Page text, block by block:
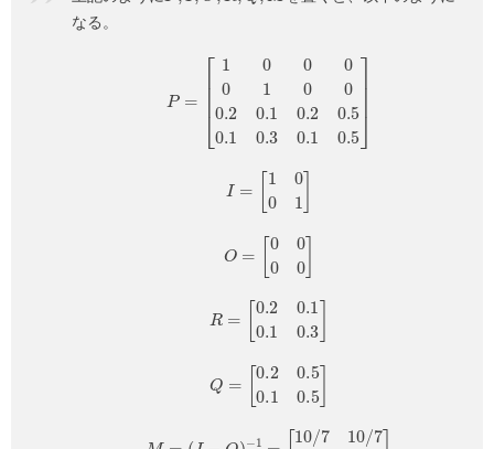
なる。
0 00.2 0.1 0.5 0.30.1
10 1]
00 0]
0.20.1 0.10.3
0.20.5 0.10.5
10/ 72 716 /7]